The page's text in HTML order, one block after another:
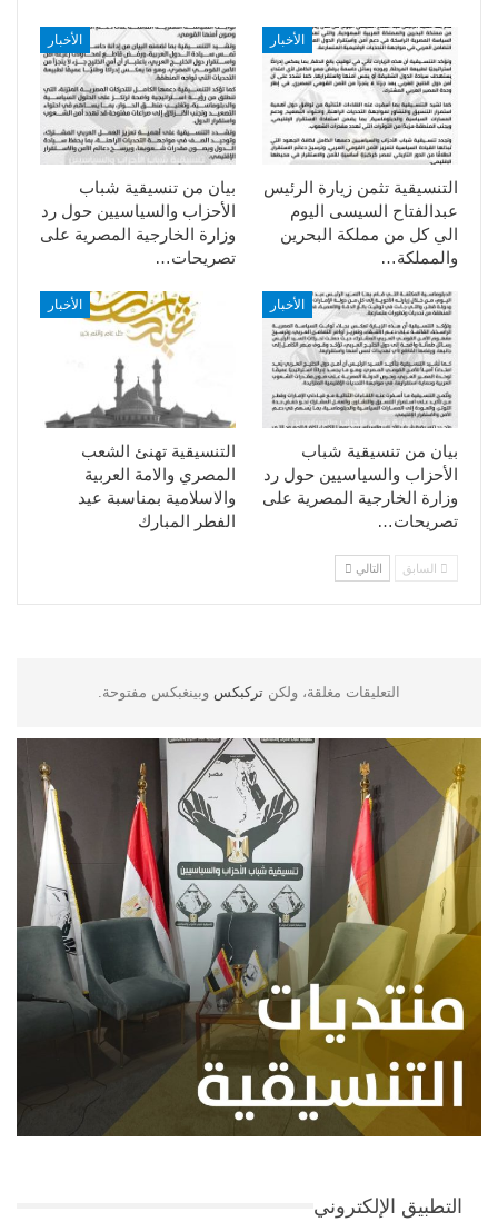
الأخبار
بيان من تنسيقية شباب
الأحزاب والسياسيين حول رد
وزارة الخارجية المصرية على
تصريحات…
الأخبار
التنسيقية تثمن زيارة الرئيس
عبدالفتاح السيسى اليوم
الي كل من مملكة البحرين
والمملكة…
الأخبار
التنسيقية تهنئ الشعب
المصري والامة العربية
والاسلامية بمناسبة عيد
الفطر المبارك
الأخبار
بيان من تنسيقية شباب
الأحزاب والسياسيين حول رد
وزارة الخارجية المصرية على
تصريحات…
السابق التالي
التعليقات مغلقة، ولكن تركبكس وبينغبكس مفتوحة.
التطبيق الإلكتروني